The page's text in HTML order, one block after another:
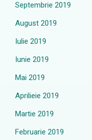
Septembrie 2019
August 2019
Iulie 2019
Iunie 2019
Mai 2019
Aprilieie 2019
Martie 2019
Februarie 2019